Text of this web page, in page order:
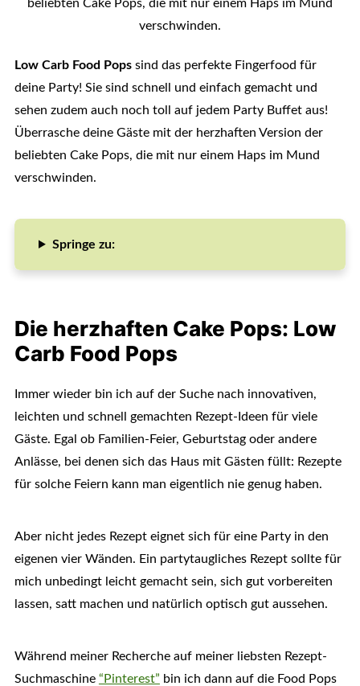
Low Carb Food Popssind das perfekte Fingerfood für
deine Party! Sie sind schnell und einfach gemacht und
sehen zudem auch noch toll auf jedem Party Buffet aus!
Überrasche deine Gäste mit der herzhaften Version der
beliebten Cake Pops, die mit nur einem Haps im Mund
verschwinden.
Springe zu:
Die herzhaften Cake Pops: Low
Carb Food Pops
Immer wieder bin ich auf der Suche nach innovativen,
leichten und schnell gemachten Rezept-Ideen für viele
Gäste. Egal ob Familien-Feier, Geburtstag oder andere
Anlässe, bei denen sich das Haus mit Gästen füllt: Rezepte
für solche Feiern kann man eigentlich nie genug haben.
Aber nicht jedes Rezept eignet sich für eine Party in den
eigenen vier Wänden. Ein partytaugliches Rezept sollte für
mich unbedingt leicht gemacht sein, sich gut vorbereiten
lassen, satt machen und natürlich optisch gut aussehen.
Während meiner Recherche auf meiner liebsten Rezept-
Suchmaschine “Pinterest” bin ich dann auf die Food Pops